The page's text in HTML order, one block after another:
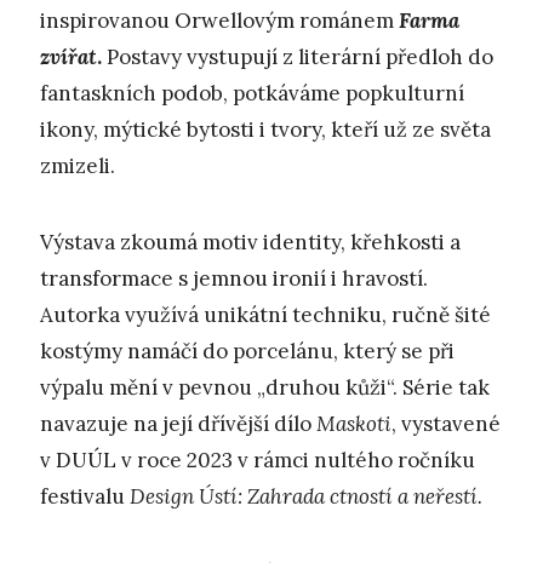
inspirovanou Orwellovým románemFarma
zvířat.Postavy vystupují z literární předloh do
fantaskních podob, potkáváme popkulturní
ikony, mýtické bytosti i tvory, kteří už ze světa
zmizeli.
Výstava zkoumá motiv identity, křehkosti a
transformace s jemnou ironií i hravostí.
Autorka využívá unikátní techniku, ručně šité
kostýmy namáčí do porcelánu, který se při
výpalu mění v pevnou „druhou kůži“. Série tak
navazuje na její dřívější díloMaskoti, vystavené
v DUÚL v roce 2023 v rámci nultého ročníku
festivaluDesign Ústí: Zahrada ctností a neřestí.